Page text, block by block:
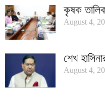
কৃষক
August 4,
শেখ
August 4,